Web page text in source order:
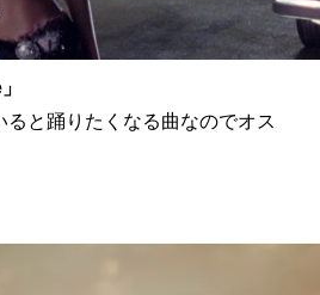
ると踊りたくなる曲なのでオス